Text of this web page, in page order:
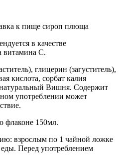
к пище сироп плюща
в качестве
витамина С.
глицерин (загуститель),
кислота, сорбат калия
натуральный Вишня. Содержит
употреблении может
флаконе 150мл.
взрослым по 1 чайной ложке
Перед употреблением